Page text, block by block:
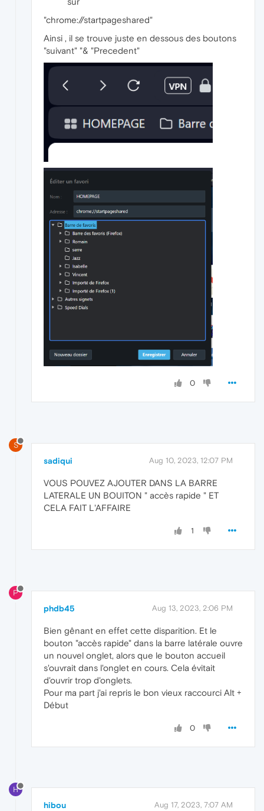
"chrome://startpageshared"
Ainsi , il se trouve juste en dessous des boutons
"suivant" "& "Precedent"
0
S
sadiqui Aug 10, 2023, 12:07 PM
VOUS POUVEZ AJOUTER DANS LA BARRE
LATERALE UN BOUITON " accès rapide " ET
CELA FAIT L'AFFAIRE
1
P
phdb45 Aug 13, 2023, 2:06 PM
Bien gênant en effet cette disparition. Et le
bouton "accès rapide" dans la barre latérale ouvre
un nouvel onglet, alors que le bouton accueil
s'ouvrait dans l'onglet en cours. Cela évitait
d'ouvrir trop d'onglets.
Pour ma part j'ai repris le bon vieux raccourci Alt +
Début
0
H
hibou Aug 17, 2023, 7:07 AM